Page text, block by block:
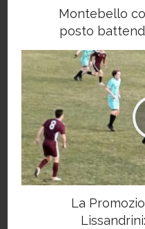
Montebello
posto
La